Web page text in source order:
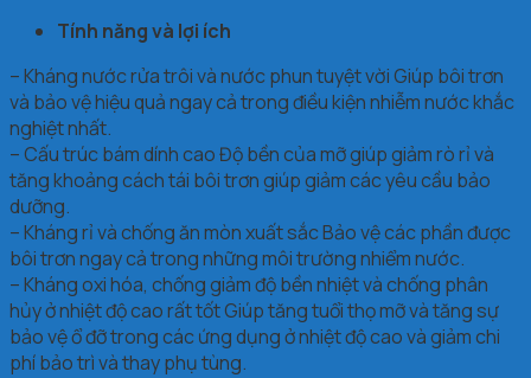
Tính năng và lợi ích
– Kháng nước rửa trôi và nước phun tuyệt vời Giúp bôi trơn
và bảo vệ hiệu quả ngay cả trong điều kiện nhiễm nước khắc
nghiệt nhất.
– Cấu trúc bám dính cao Độ bền của mỡ giúp giảm rò rỉ và
tăng khoảng cách tái bôi trơn giúp giảm các yêu cầu bảo
dưỡng.
– Kháng rỉ và chống ăn mòn xuất sắc Bảo vệ các phần được
bôi trơn ngay cả trong những môi trường nhiểm nước.
– Kháng oxi hóa, chống giảm độ bền nhiệt và chống phân
hủy ở nhiệt độ cao rất tốt Giúp tăng tuổi thọ mỡ và tăng sự
bảo vệ ổ đỡ trong các ứng dụng ở nhiệt độ cao và giảm chi
phí bảo trì và thay phụ tùng.